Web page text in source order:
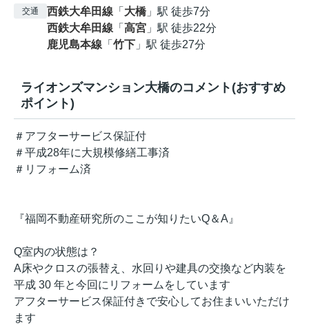
交通 西鉄大牟田線 「 大橋」駅 徒歩7分
西鉄大牟田線 「 高宮 」駅 徒歩22分
鹿児島本線 「 竹下 」駅 徒歩27分
ライオンズマンション大橋のコメント(おすすめ
ポイント)
＃アフターサービス保証付
＃平成28年に大規模修繕工事済
＃リフォーム済
『福岡不動産研究所のここが知りたいQ＆A』
Q室内の状態は？
A床やクロスの張替え、水回りや建具の交換など内装を
平成 30 年と今回にリフォームをしています
アフターサービス保証付きで安心してお住まいいただけ
ます